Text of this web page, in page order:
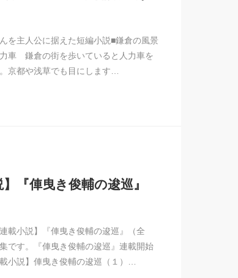
を主人公に据えた短編小説■鎌倉の風景
車 鎌倉の街を歩いていると人力車を
京都や浅草でも目にします…
】『俥曳き俊輔の逡巡』
載小説】『俥曳き俊輔の逡巡』（全
です。『俥曳き俊輔の逡巡』連載開始
小説】俥曳き俊輔の逡巡（１）…